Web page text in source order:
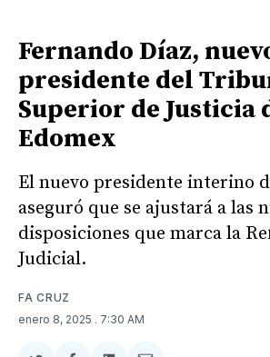
Fernando Díaz,
presidente del
Superior de Justicia
Edomex
El nuevo presidente interino
aseguró que se ajustará a las
disposiciones que marca la
Judicial.
FA CRUZ
enero 8, 2025 . 7:30 AM